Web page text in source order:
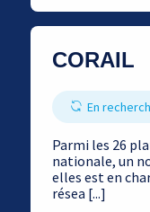
CORAIL
En
Parmi les 26
nationale, un
elles est en
résea [...]